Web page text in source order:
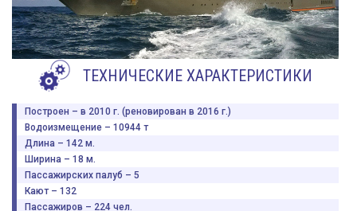
ТЕХНИЧЕСКИЕ ХАРАКТЕРИСТИКИ
Построен – в 2010 г. (реновирован в 2016 г.)
Водоизмещение – 10944 т
Длина – 142 м.
Ширина – 18 м.
Пассажирских палуб – 5
Кают – 132
Пассажиров – 224 чел.